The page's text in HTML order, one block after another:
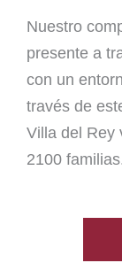
Nuestro
presente a
con un
través de
Villa del Rey
2100